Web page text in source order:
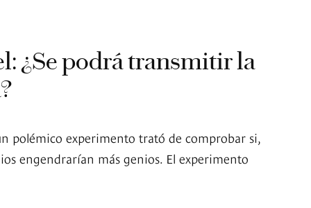
¿Se podrá transmitir la
polémico experimento trató de comprobar si,
engendrarían más genios. El experimento